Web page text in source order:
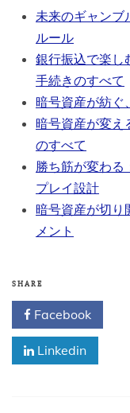
未来のギャンブ
ルール
銀行振込で楽し
手続きのすべて
暗号資産が紡ぐ
暗号資産が変え
のすべて
勝ち筋が変わる
プレイ設計
暗号資産が切り
メント
SHARE
Facebook
Linkedin